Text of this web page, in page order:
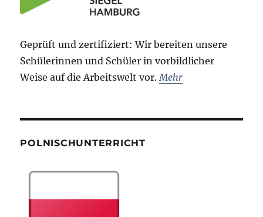
Geprüft und zertifiziert: Wir bereiten unsere
Schülerinnen und Schüler in vorbildlicher
Weise auf die Arbeitswelt vor. Mehr
POLNISCHUNTERRICHT